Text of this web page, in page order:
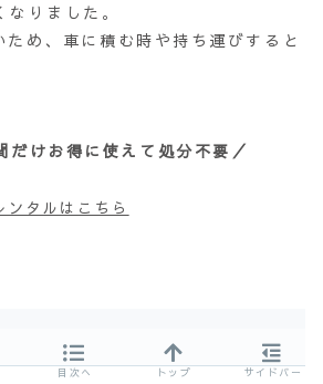
りました。
め、車に積む時や持ち運びすると
だけお得に使えて処分不要／
タルはこちら
目次へ トップ サイドバー